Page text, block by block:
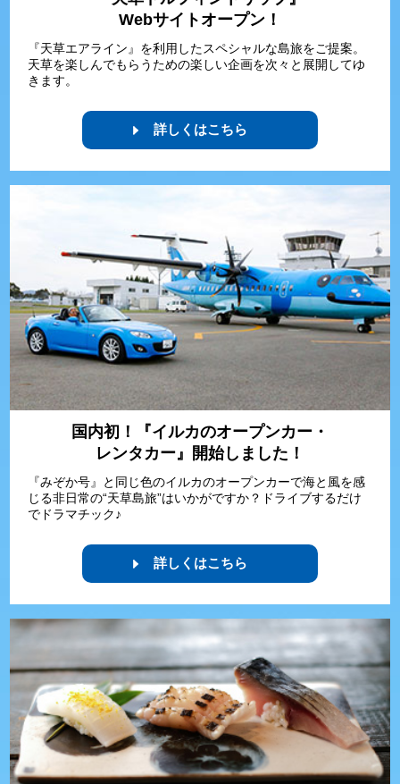
Webサイトオープン！
『天草エアライン』を利用したスペシャルな島旅をご提案。
天草を楽しんでもらうための楽しい企画を次々と展開してゆ
きます。
詳しくはこちら
国内初！『イルカのオープンカー・
レンタカー』開始しました！
『みぞか号』と同じ色のイルカのオープンカーで海と風を感
じる非日常の“天草島旅”はいかがですか？ドライブするだけ
でドラマチック♪
詳しくはこちら